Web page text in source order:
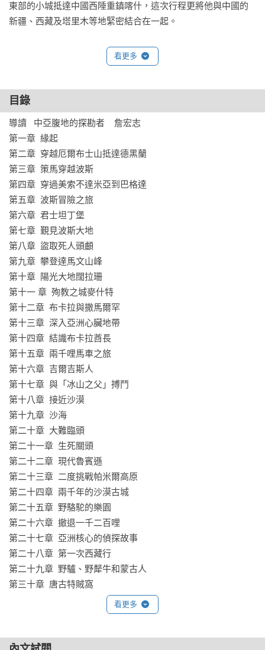
東部的小城抵達中國西陲重鎮喀什，這次行程更將他與中國的
新疆、西藏及塔里木等地緊密結合在一起。
三年後，斯文．赫定再度造訪中亞進行探險考察，重點是塔里
木地區，全程達一O四九八公里；之後，他又多次深入中國西域
「死亡之地」塔克拉馬干沙漠。其中最受世人矚目的是：發現
樓蘭古城，以及重新界定羅布泊的位置……
一次次的驚險歷程、無數的感人故事與奇麗景致，盡如實景
般，栩栩如生地展現在《我的探險生涯》一書中。
【媒體推薦】
「一連串令人稱奇的冒險紀錄……瀕臨生死邊緣，緊扣人心，
能滿足絕大部分讀者。」——《紐約論壇報》
「絕無一句廢話……每個句子都鮮活靈動，一如中世紀北歐英
雄傳奇故事。」——《紐約時報》
「這是一部引人入勝的時代作品，也是一本扣人心弦的讀
物。」 ——《衛報》
看更多
目錄
導讀   中亞腹地的探勘者    詹宏志
第一章  緣起
第二章  穿越厄爾布士山抵達德黑蘭
第三章  策馬穿越波斯
第四章  穿過美索不達米亞到巴格達
第五章  波斯冒險之旅
第六章  君士坦丁堡
第七章  覲見波斯大地
第八章  盜取死人頭顱
第九章  攀登達馬文山峰
第十章  陽光大地闊拉珊
第十一 章  殉教之城麥什特
第十二章  布卡拉與撒馬爾罕
第十三章  深入亞洲心臟地帶
第十四章  結識布卡拉酋長
第十五章  兩千哩馬車之旅
第十六章  吉爾吉斯人
第十七章  與「冰山之父」搏鬥
第十八章  接近沙漠
第十九章  沙海
第二十章  大難臨頭
第二十一章  生死關頭
第二十二章  現代魯賓遜
第二十三章  二度挑戰帕米爾高原
第二十四章  兩千年的沙漠古城
第二十五章  野駱駝的樂園
第二十六章  撤退一千二百哩
第二十七章  亞洲核心的偵探故事
第二十八章  第一次西藏行
第二十九章  野驢、野犛牛和蒙古人
第三十章  唐古特賊窩
第三十四章  與冰奮戰
看更多